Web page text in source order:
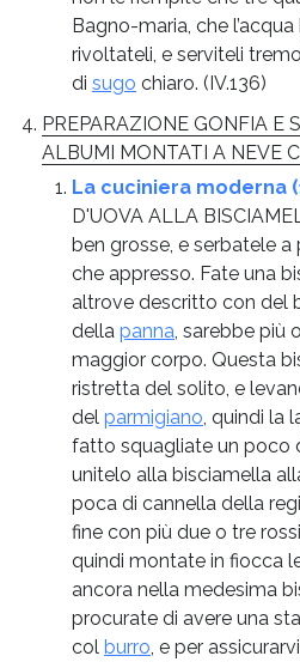
Bagno-maria, che
rivoltateli, e serviteli
di sugo chiaro. (IV.136)
PREPARAZIONE GONFIA E
ALBUMI MONTATI A NEVE
La cuciniera moderna
D'UOVA ALLA
ben grosse, e serbatele
che appresso. Fate una
altrove descritto con del
della panna, sarebbe più
maggior corpo. Questa
ristretta del solito, e
del parmigiano, quindi la
fatto squagliate un poco
unitelo alla bisciamella
poca di cannella della
fine con più due o tre
quindi montate in fiocca
ancora nella medesima
procurate di avere una
col burro, e per